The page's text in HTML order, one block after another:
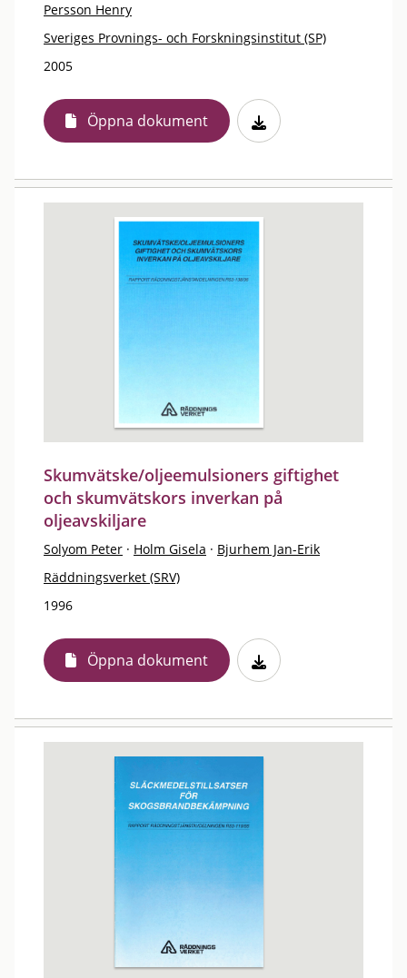
Persson Henry
Sveriges Provnings- och Forskningsinstitut (SP)
2005
Öppna dokument
Skumvätske/oljeemulsioners giftighet
och skumvätskors inverkan på
oljeavskiljare
Solyom Peter · Holm Gisela · Bjurhem Jan-Erik
Räddningsverket (SRV)
1996
Öppna dokument